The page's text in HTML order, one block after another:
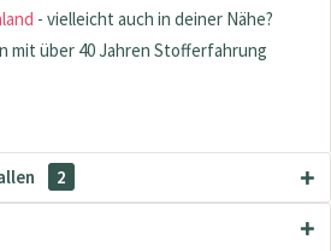
- vielleicht auch in deiner Nähe?
mit über 40 Jahren Stofferfahrung
2